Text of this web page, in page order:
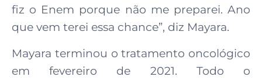
fiz o Enem porque não me preparei. Ano
que vem terei essa chance”, diz Mayara.
Mayara terminou o tratamento oncológico
em fevereiro de 2021. Todo o